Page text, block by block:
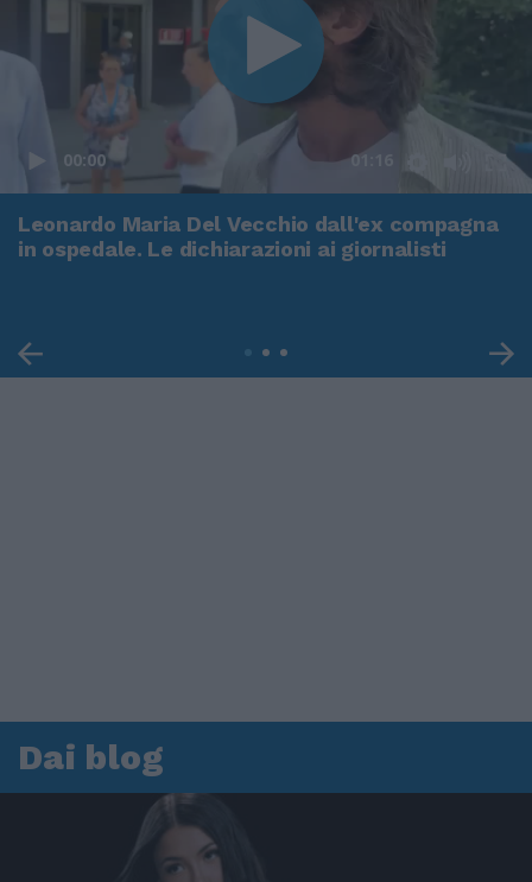
00:00 01:16
Leonardo Maria Del Vecchio dall'ex compagna
in ospedale. Le dichiarazioni ai giornalisti
Dai blog